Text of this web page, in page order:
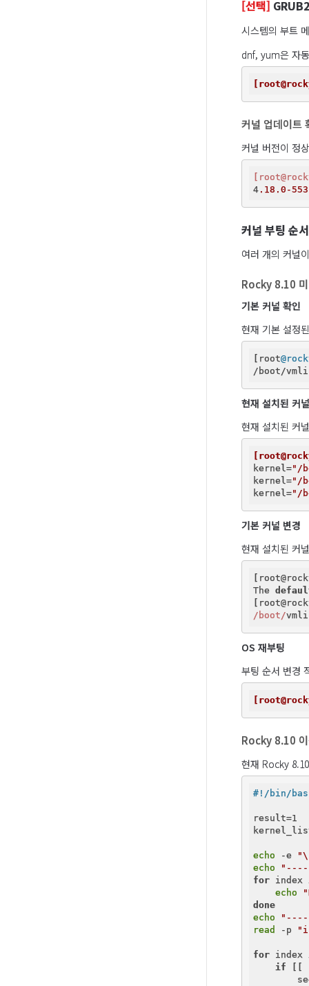
[선택]
시스템의 부트
dnf, yum은 자
커널 업데이트
커널 버전이 정
4 .18 .0-553
커널 부팅 순
여러 개의 커널
Rocky 8.10
기본 커널 확인
현재 기본 설정
[root
/boot/
현재 설치된 커
현재 설치된 커
kernel="/
kernel="/
kernel="/
기본 커널 변경
현재 설치된 커
The
/boot/
OS 재부팅
부팅 순서 변경
Rocky 8.10
현재 Rocky
result=1
echo -e
echo
for index
echo
done
echo
read
-p
for index
if [[